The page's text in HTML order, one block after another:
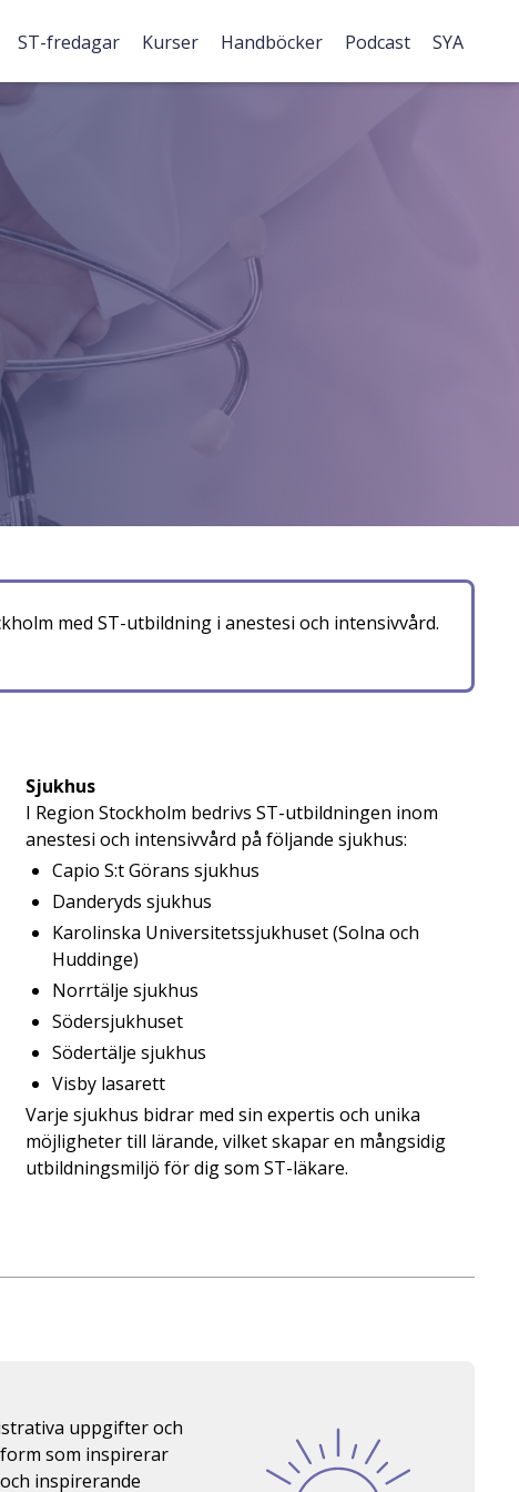
ST-fredagar Kurser Handböcker Podcast SYA
med ST-utbildning i anestesi och intensivvård.
Sjukhus
I Region Stockholm bedrivs ST-utbildningen inom
anestesi och intensivvård på följande sjukhus:
Capio S:t Görans sjukhus
Danderyds sjukhus
Karolinska Universitetssjukhuset (Solna och
Huddinge)
Norrtälje sjukhus
Södersjukhuset
Södertälje sjukhus
Visby lasarett
Varje sjukhus bidrar med sin expertis och unika
möjligheter till lärande, vilket skapar en mångsidig
utbildningsmiljö för dig som ST-läkare.
uppgifter och
som inspirerar
inspirerande